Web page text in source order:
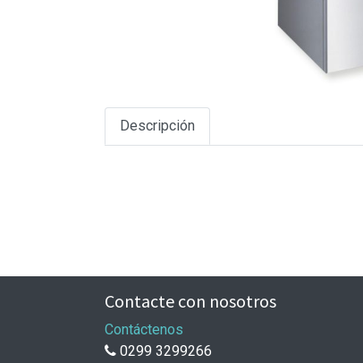
Descripción
Contacte con nosotros
Contáctenos
0299 3299266